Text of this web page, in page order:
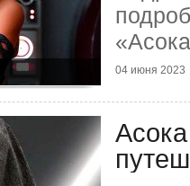
04 июня 2023